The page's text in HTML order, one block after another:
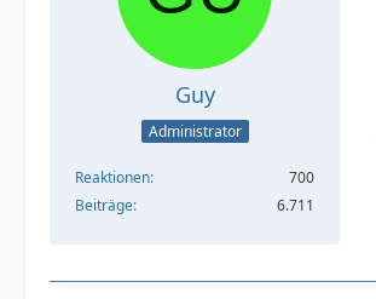
Guy
Administrator
Reaktionen
700
Beiträge
6.711